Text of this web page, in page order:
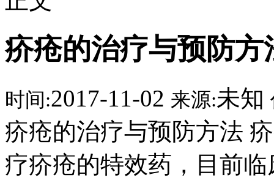
疥疮的治疗与预防方
时间:2017-11-02 来源:未知
疥疮的治疗与预防方法
疗疥疮的特效药，目前